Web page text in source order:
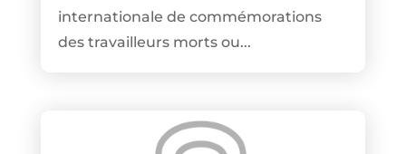
internationale de commémorations
des travailleurs morts ou...